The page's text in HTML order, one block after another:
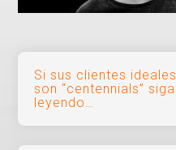
Navegación
de
entradas
Si sus clientes ideales
son “centennials” siga
leyendo…